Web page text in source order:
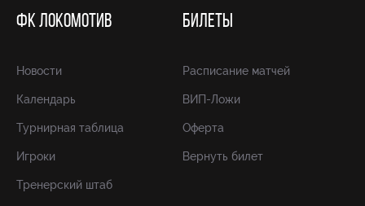
ФК ЛОКОМОТИВ
Новости
Календарь
Турнирная таблица
Игроки
Тренерский штаб
БИЛЕТЫ
Расписание матчей
ВИП-Ложи
Оферта
Вернуть билет